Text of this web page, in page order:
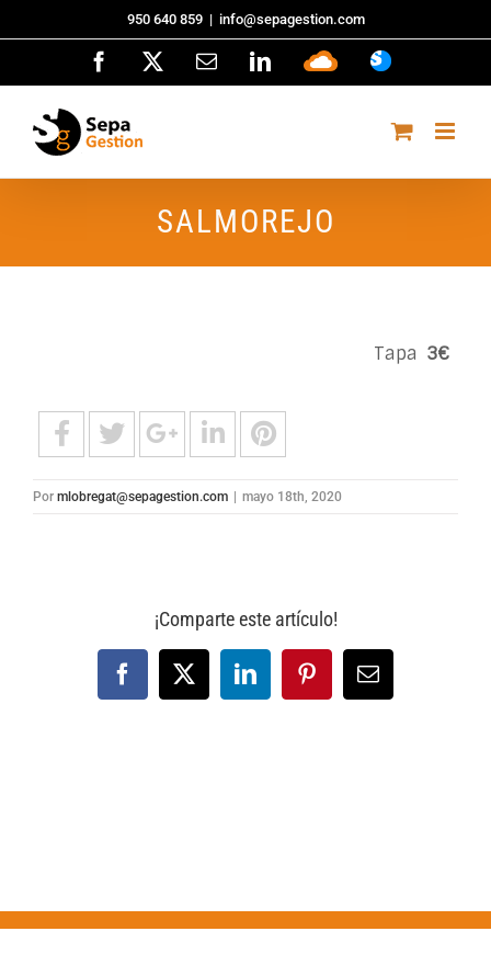
al
950 640 859 | info@sepagestion.com
Facebook
CorreoLinkedIn
Sepa
SALMOREJO
Tapa 3€
Por mlobregat@sepagestion.com | mayo 18th, 2020
¡Comparte este artículo!
Facebook
X LinkedInPinterestCorreo
electrónico